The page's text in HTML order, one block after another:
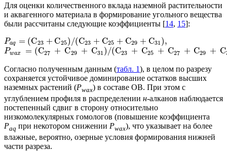
Для оценки количественного вклада наземной растительности
и аквагенного материала в формирование угольного вещества
были рассчитаны следующие коэффициенты [14, 15]:
Paq = (C23 + C25) /(C23 + C25 + C29 + C31 ),
Pwax = (C27 + C29 + C31 ) /(C23 + C25 + C27 + C29 + C
Согласно полученным данным (табл. 1), в целом по разрезу
сохраняется устойчивое доминирование остатков высших
наземных растений (Pwax) в составе ОВ. При этом с
углублением профиля в распределении н-алканов наблюдается
постепенный сдвиг в сторону относительно
низкомолекулярных гомологов (повышение коэффициента
Paq при некотором снижении Pwax), что указывает на более
влажные, вероятно, озерные условия формирования нижней
части разреза.